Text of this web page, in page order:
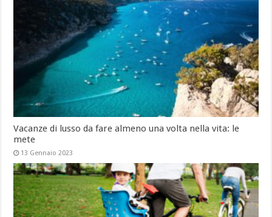
Vacanze di lusso da fare almeno una volta nella vita: le
mete
13 Gennaio 2023